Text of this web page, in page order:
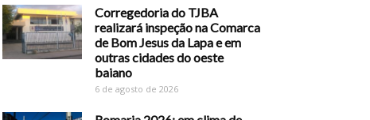
Corregedoria do TJBA
realizará inspeção na Comarca
de Bom Jesus da Lapa e em
outras cidades do oeste
baiano
6 de agosto de 2026